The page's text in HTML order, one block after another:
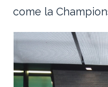
come la